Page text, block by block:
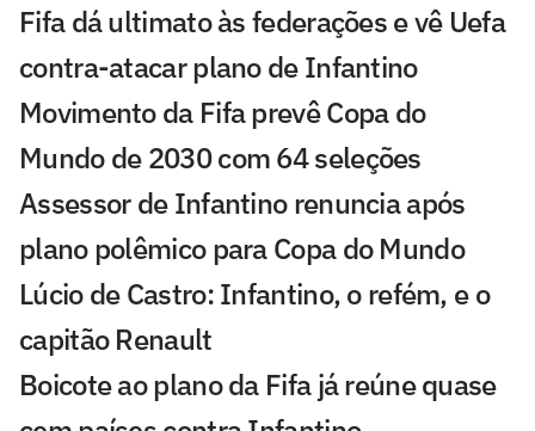
Fifa dá ultimato às federações e vê Uefa
contra-atacar plano de Infantino
Movimento da Fifa prevê Copa do
Mundo de 2030 com 64 seleções
Assessor de Infantino renuncia após
plano polêmico para Copa do Mundo
Lúcio de Castro: Infantino, o refém, e o
capitão Renault
Boicote ao plano da Fifa já reúne quase